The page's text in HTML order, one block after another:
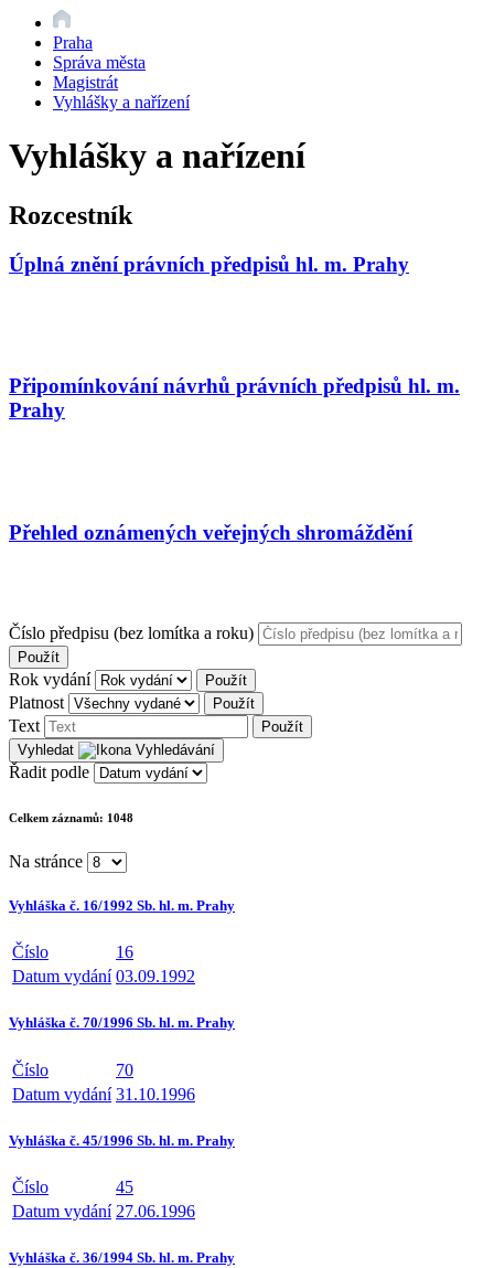
Praha
Správa města
Magistrát
Vyhlášky a nařízení
Vyhlášky a nařízení
Rozcestník
Úplná znění právních předpisů hl. m. Prahy
Připomínkování návrhů právních předpisů hl. m.
Prahy
Přehled oznámených veřejných shromáždění
Číslo předpisu (bez lomítka a roku)
Použít
Rok vydání Použít
Platnost Použít
Text
Použít
Vyhledat
Řadit podle
Celkem záznamů: 1048
Na stránce
Vyhláška č. 16/1992 Sb. hl. m. Prahy
Číslo
16
Datum vydání 03.09.1992
Vyhláška č. 70/1996 Sb. hl. m. Prahy
Číslo
70
Datum vydání 31.10.1996
Vyhláška č. 45/1996 Sb. hl. m. Prahy
Číslo
45
Datum vydání 27.06.1996
Vyhláška č. 36/1994 Sb. hl. m. Prahy